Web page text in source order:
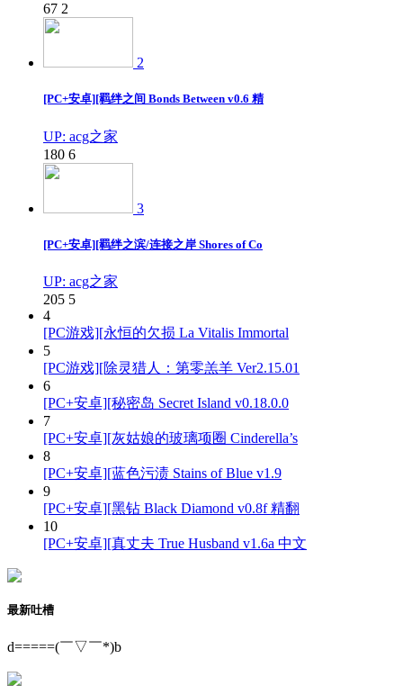
67 2
2
[PC+安卓][羁绊之间 Bonds Between v0.6 精
UP: acg之家
180 6
3
[PC+安卓][羁绊之滨/连接之岸 Shores of Co
UP: acg之家
205 5
4
[PC游戏][永恒的欠损 La Vitalis Immortal
5
[PC游戏][除灵猎人：第零羔羊 Ver2.15.01
6
[PC+安卓][秘密岛 Secret Island v0.18.0.0
7
[PC+安卓][灰姑娘的玻璃项圈 Cinderella’s
8
[PC+安卓][蓝色污渍 Stains of Blue v1.9
9
[PC+安卓][黑钻 Black Diamond v0.8f 精翻
10
[PC+安卓][真丈夫 True Husband v1.6a 中文
最新吐槽
d=====(￣▽￣*)b